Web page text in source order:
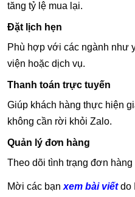
tăng tỷ lệ mua lại.
Đặt lịch hẹn
Phù hợp với các ngành như
viện hoặc dịch vụ.
Thanh toán trực tuyến
Giúp khách hàng thực hiện
không cần rời khỏi Zalo.
Quản lý đơn hàng
Theo dõi tình trạng đơn
Mời các bạn xem bài viết do